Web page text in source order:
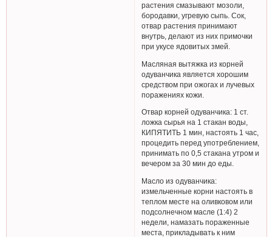
растения смазывают мозоли,
бородавки, угревую сыпь. Сок,
отвар растения принимают
внутрь, делают из них примочки
при укусе ядовитых змей.
Масляная вытяжка из корней
одуванчика является хорошим
средством при ожогах и лучевых
поражениях кожи.
Отвар корней одуванчика: 1 ст.
ложка сырья на 1 стакан воды,
КИПЯТИТЬ 1 мин, настоять 1 час,
процедить перед употреблением,
принимать по 0,5 стакана утром и
вечером за 30 мин до еды.
Масло из одуванчика:
измельченные корни настоять в
теплом месте на оливковом или
подсолнечном масле (1:4) 2
недели, намазать пораженные
места, прикладывать к ним